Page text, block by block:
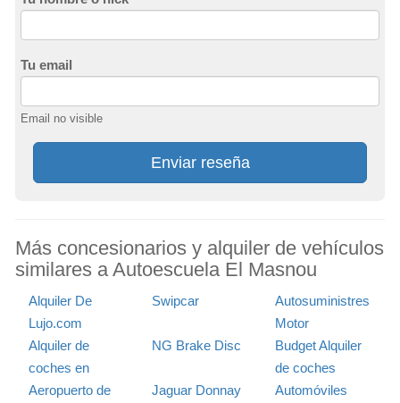
Tu email
Email no visible
Enviar reseña
Más concesionarios y alquiler de vehículos
similares a Autoescuela El Masnou
Alquiler De
Lujo.com
Swipcar
Autosuministres
Motor
Alquiler de
coches en
Aeropuerto de
NG Brake Disc
Budget Alquiler
de coches
Jaguar Donnay
Automóviles